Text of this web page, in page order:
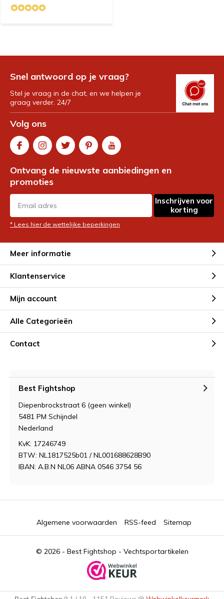
Snel antwoord op je vraag?
Stel je vraag in de chat, en we helpen je
graag verder. 24/7
Volg ons
Ontvang de nieuwste aanbiedingen en
promoties
Inschrijven voor
korting
* Lees hier de wettelijke beperkingen
Meer informatie
Klantenservice
Mijn account
Alle Categorieën
Contact
Best Fightshop
Diepenbrockstraat 6 (geen winkel)
5481 PM Schijndel
Nederland
KvK: 17246749
BTW: NL1817525b01 / NL001688628B90
IBAN: A.B.N NL06 ABNA 0546 3754 56
© 2026 - Best Fightshop - Vechtsportartikelen
Algemene voorwaarden RSS-feed Sitemap